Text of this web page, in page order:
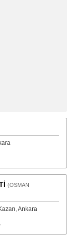
(OSMAN
Ankara